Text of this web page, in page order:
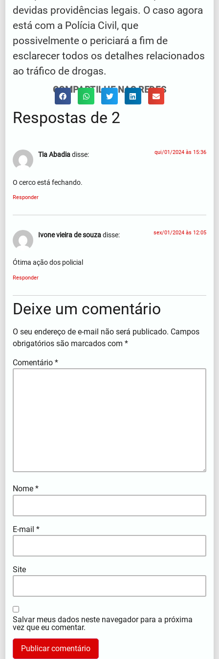
devidas providências legais. O caso agora
está com a Polícia Civil, que
possivelmente o periciará a fim de
esclarecer todos os detalhes relacionados
ao tráfico de drogas.
COMPARTILHE NAS REDES
Respostas de 2
Tia Abadiadisse: qui/01/2024 às 15:36
O cerco está fechando.
Responder
Ivone vieira de souzadisse: sex/01/2024 às 12:05
Ótima ação dos policial
Responder
Deixe um comentário
O seu endereço de e-mail não será publicado. Campos
obrigatórios são marcados com*
Comentário*
Nome*
E-mail*
Site
Salvar meus dados neste navegador para a próxima
vez que eu comentar.